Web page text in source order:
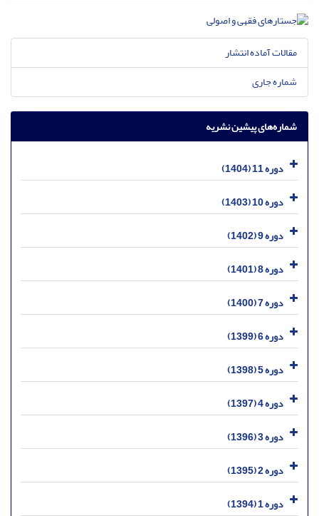
مقالات آماده انتشار
شماره جاری
شماره‌های پیشین نشریه
دوره 11 (1404)
دوره 10 (1403)
دوره 9 (1402)
دوره 8 (1401)
دوره 7 (1400)
دوره 6 (1399)
دوره 5 (1398)
دوره 4 (1397)
دوره 3 (1396)
دوره 2 (1395)
دوره 1 (1394)